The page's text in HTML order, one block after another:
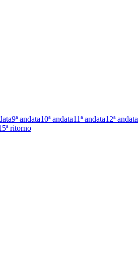
9ª andata10ª andata11ª andata12ª andata
ritorno